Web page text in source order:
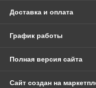
Доставка и оплата
График работы
Полная версия сайта
Сайт создан на